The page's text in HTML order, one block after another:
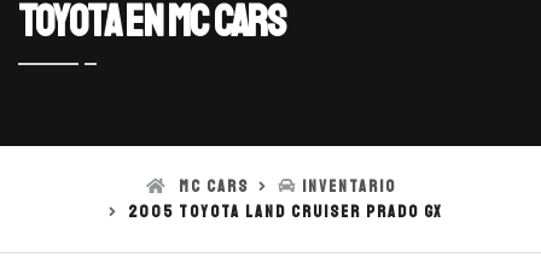
Toyota en MC Cars
MC Cars
Inventario
2005 Toyota Land Cruiser PRADO GX